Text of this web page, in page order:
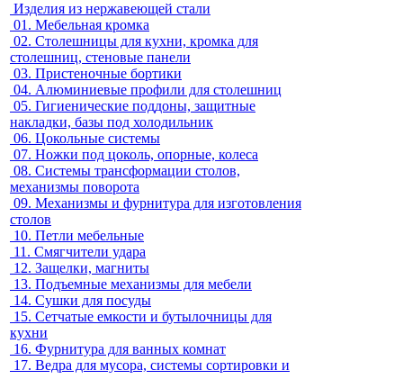
Изделия из нержавеющей стали
01. Мебельная кромка
02. Столешницы для кухни, кромка для
столешниц, стеновые панели
03. Пристеночные бортики
04. Алюминиевые профили для столешниц
05. Гигиенические поддоны, защитные
накладки, базы под холодильник
06. Цокольные системы
07. Ножки под цоколь, опорные, колеса
08. Системы трансформации столов,
механизмы поворота
09. Механизмы и фурнитура для изготовления
столов
10. Петли мебельные
11. Смягчители удара
12. Защелки, магниты
13. Подъемные механизмы для мебели
14. Сушки для посуды
15. Сетчатые емкости и бутылочницы для
кухни
16. Фурнитура для ванных комнат
17. Ведра для мусора, системы сортировки и